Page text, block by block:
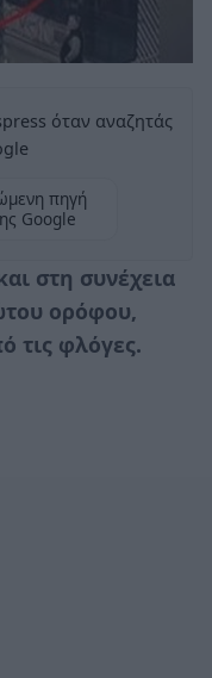
όταν αναζητάς
πηγή
Google
στη συνέχεια
ορόφου,
τις φλόγες.